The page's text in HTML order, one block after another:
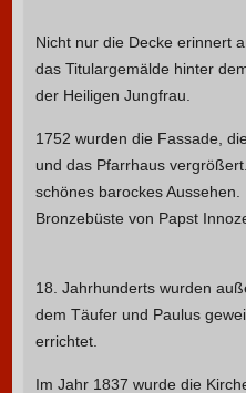
Nicht nur die Decke erinnert
das Titulargemälde hinter
der Heiligen Jungfrau.
1752 wurden die Fassade,
und das Pfarrhaus
schönes barockes
Bronzebüste von Papst
18. Jahrhunderts wurden
dem Täufer und Paulus
errichtet.
Im Jahr 1837 wurde die